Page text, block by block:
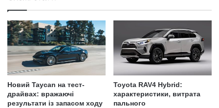
в
ч
и
т
и
п
р
а
в
и
Новий Taycan на тест-
драйвах: вражаючі
результати із запасом ходу
Toyota RAV4 Hybrid:
характеристики, витрата
пального